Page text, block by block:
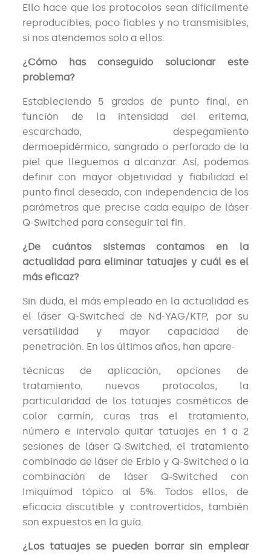
Ello hace que los protocolos sean difícilmente
reproducibles, poco fiables y no transmisibles,
si nos atendemos solo a ellos.
¿Cómo has conseguido solucionar este
problema?
Estableciendo 5 grados de punto final, en
función de la intensidad del eritema,
escarchado, despegamiento
dermoepidérmico, sangrado o perforado de la
piel que lleguemos a alcanzar. Así, podemos
definir con mayor objetividad y fiabilidad el
punto final deseado, con independencia de los
parámetros que precise cada equipo de láser
Q-Switched para conseguir tal fin.
¿De cuántos sistemas contamos en la
actualidad para eliminar tatuajes y cuál es el
más eficaz?
Sin duda, el más empleado en la actualidad es
el láser Q-Switched de Nd-YAG/KTP, por su
versatilidad y mayor capacidad de
penetración. En los últimos años, han apare-
técnicas de aplicación, opciones de
tratamiento, nuevos protocolos, la
particularidad de los tatuajes cosméticos de
color carmín, curas tras el tratamiento,
número e intervalo quitar tatuajes en 1 a 2
sesiones de láser Q-Switched, el tratamiento
combinado de láser de Erbio y Q-Switched o la
combinación de láser Q-Switched con
Imiquimod tópico al 5%. Todos ellos, de
eficacia discutible y controvertidos, también
son expuestos en la guía.
¿Los tatuajes se pueden borrar sin emplear